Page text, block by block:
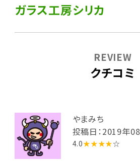
ガラス工房シリカ
クチコミ
REVIEW
やまみち
投稿日：2019年
4.0★★★★☆